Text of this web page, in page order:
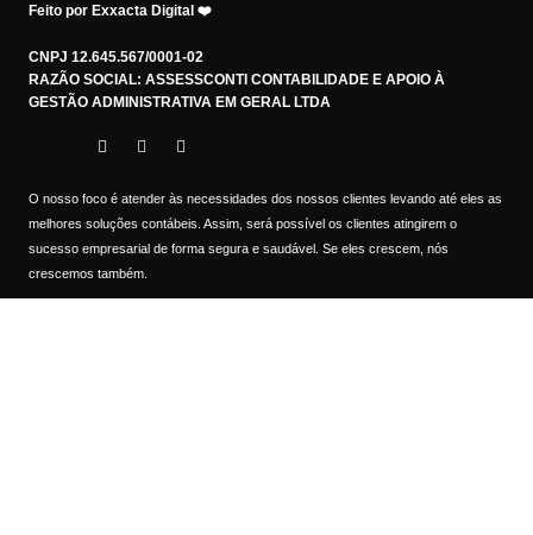
Feito por Exxacta Digital ❤️
CNPJ 12.645.567/0001-02
RAZÃO SOCIAL: ASSESSCONTI CONTABILIDADE E APOIO À
GESTÃO ADMINISTRATIVA EM GERAL LTDA
O nosso foco é atender às necessidades dos nossos clientes levando até eles as
melhores soluções contábeis. Assim, será possível os clientes atingirem o
sucesso empresarial de forma segura e saudável. Se eles crescem, nós
crescemos também.